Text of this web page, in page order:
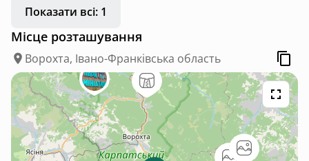
Показати всі: 1
Місце розташування
Ворохта, Івано-Франківська область